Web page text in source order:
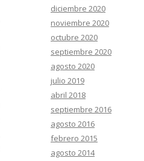
diciembre 2020
noviembre 2020
octubre 2020
septiembre 2020
agosto 2020
julio 2019
abril 2018
septiembre 2016
agosto 2016
febrero 2015
agosto 2014